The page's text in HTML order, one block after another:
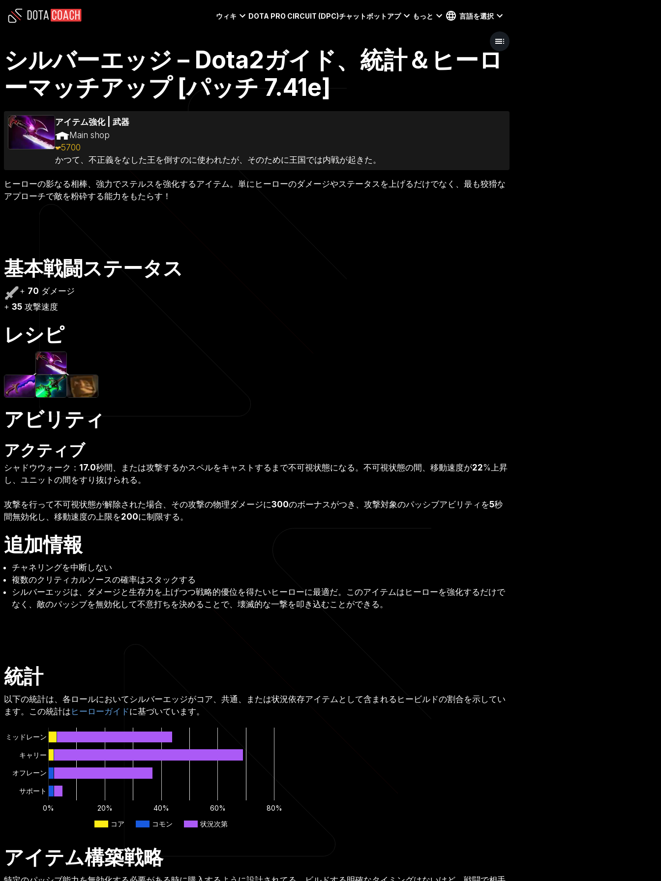
ウィキ DOTA PRO CIRCUIT (DPC)チャットボットアプ もっと 言語を選択
シルバーエッジ – Dota2ガイド、統計＆ヒーロ
ーマッチアップ [パッチ 7.41e]
アイテム強化| 武器
Main shop
5700
かつて、不正義をなした王を倒すのに使われたが、そのために王国では内戦が起きた。
ヒーローの影なる相棒、強力でステルスを強化するアイテム。単にヒーローのダメージやステータスを上げるだけでなく、最も狡猾な
アプローチで敵を粉砕する能力をもたらす！
基本戦闘ステータス
+ 70 ダメージ
+ 35 攻撃速度
レシピ
アビリティ
アクティブ
シャドウウォーク： 17.0秒間、または攻撃するかスペルをキャストするまで不可視状態になる。不可視状態の間、移動速度が22%上昇
し、ユニットの間をすり抜けられる。
攻撃を行って不可視状態が解除された場合、その攻撃の物理ダメージに300のボーナスがつき、攻撃対象のパッシブアビリティを5秒
間無効化し、移動速度の上限を200に制限する。
追加情報
チャネリングを中断しない
複数のクリティカルソースの確率はスタックする
シルバーエッジは、ダメージと生存力を上げつつ戦略的優位を得たいヒーローに最適だ。このアイテムはヒーローを強化するだけで
なく、敵のパッシブを無効化して不意打ちを決めることで、壊滅的な一撃を叩き込むことができる。
統計
以下の統計は、各ロールにおいてシルバーエッジがコア、共通、または状況依存アイテムとして含まれるヒービルドの割合を示してい
ます。この統計は ヒーローガイドに基づいています。
コア コモン 状況次第
0% 20% 40% 60% 80%
ミッドレーン
キャリー
オフレーン
サポート
アイテム構築戦略